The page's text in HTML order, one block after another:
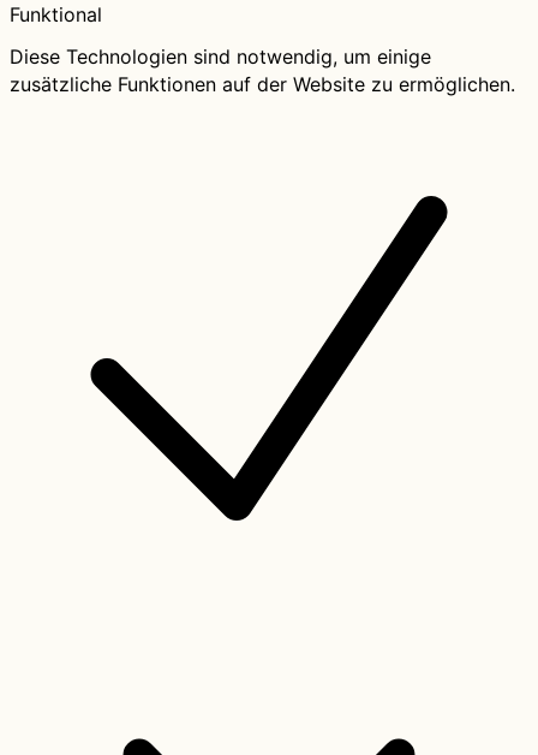
Funktional
Diese Technologien sind notwendig, um einige
zusätzliche Funktionen auf der Website zu ermöglichen.